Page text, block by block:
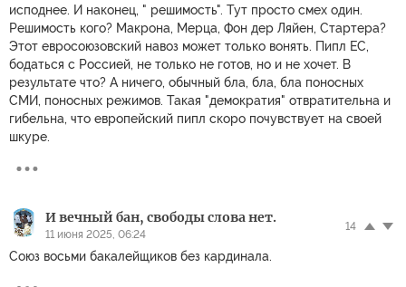
исподнее. И наконец, " решимость". Тут просто смех один.
Решимость кого? Макрона, Мерца, Фон дер Ляйен, Стартера?
Этот евросоюзовский навоз может только вонять. Пипл ЕС,
бодаться с Россией, не только не готов, но и не хочет. В
результате что? А ничего, обычный бла, бла, бла поносных
СМИ, поносных режимов. Такая "демократия" отвратительна и
гибельна, что европейский пипл скоро почувствует на своей
шкуре.
И вечный бан, свободы слова нет.
11 июня 2025, 06:24
14
Союз восьми бакалейщиков без кардинала.